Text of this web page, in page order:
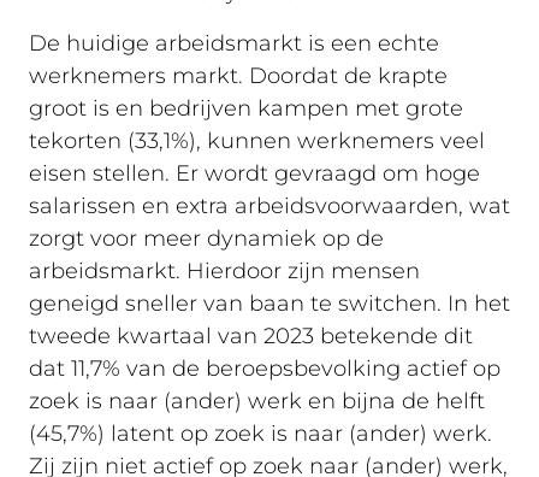
De huidige arbeidsmarkt is een echte
werknemers markt. Doordat de krapte
groot is en bedrijven kampen met grote
tekorten (33,1%), kunnen werknemers veel
eisen stellen. Er wordt gevraagd om hoge
salarissen en extra arbeidsvoorwaarden, wat
zorgt voor meer dynamiek op de
arbeidsmarkt. Hierdoor zijn mensen
geneigd sneller van baan te switchen. In het
tweede kwartaal van 2023 betekende dit
dat 11,7% van de beroepsbevolking actief op
zoek is naar (ander) werk en bijna de helft
(45,7%) latent op zoek is naar (ander) werk.
Zij zijn niet actief op zoek naar (ander) werk,